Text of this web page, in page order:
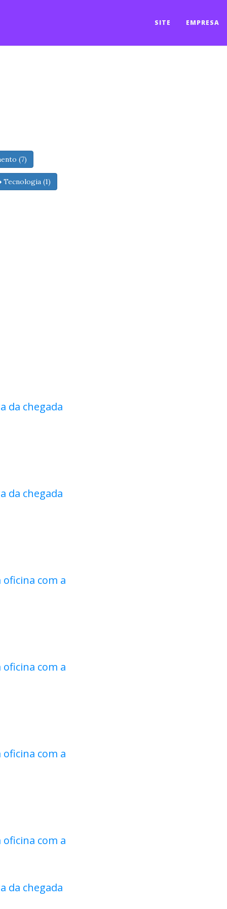
SITE EMPRESA
(7)
Tecnologia (1)
da chegada
da chegada
com a
com a
com a
com a
da chegada